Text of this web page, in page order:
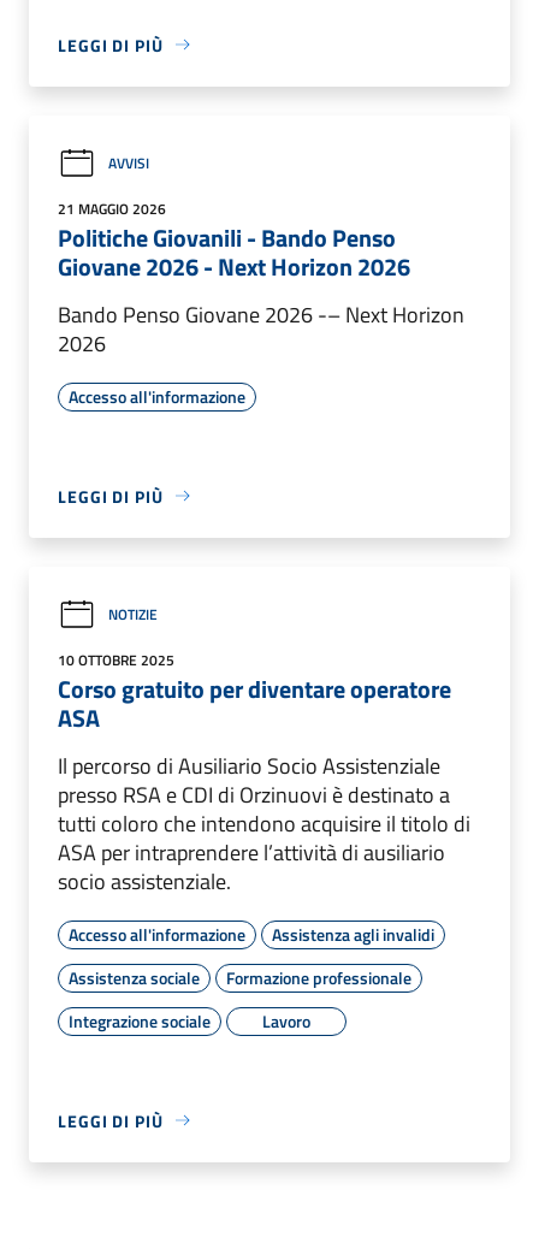
LEGGI DI PIÙ
AVVISI
21 MAGGIO 2026
Politiche Giovanili - Bando Penso
Giovane 2026 - Next Horizon 2026
Bando Penso Giovane 2026 -– Next Horizon
2026
Accesso all'informazione
LEGGI DI PIÙ
NOTIZIE
10 OTTOBRE 2025
Corso gratuito per diventare operatore
ASA
Il percorso di Ausiliario Socio Assistenziale
presso RSA e CDI di Orzinuovi è destinato a
tutti coloro che intendono acquisire il titolo di
ASA per intraprendere l’attività di ausiliario
socio assistenziale.
Accesso all'informazione
Assistenza agli invalidi
Assistenza sociale
Formazione professionale
Integrazione sociale
Lavoro
LEGGI DI PIÙ